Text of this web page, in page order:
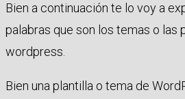
Bien a continuación te lo voy a
palabras que son los temas o las
wordpress.
Bien una plantilla o tema de